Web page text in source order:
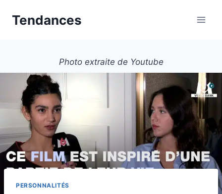
Tendances
Photo extraite de Youtube
PERSONNALITÉS